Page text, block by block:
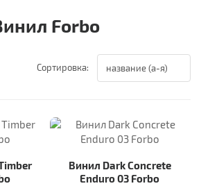
Forbo
Сортировка:
Винил Dark Concrete
Enduro 03 Forbo